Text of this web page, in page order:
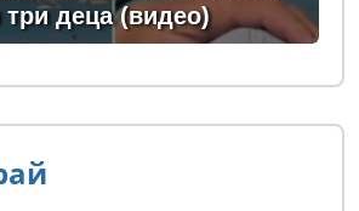
три деца (видео)